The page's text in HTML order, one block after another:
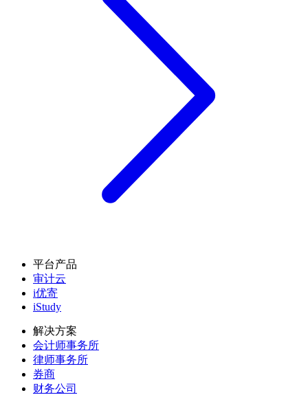
平台产品
审计云
i优寄
iStudy
解决方案
会计师事务所
律师事务所
券商
财务公司